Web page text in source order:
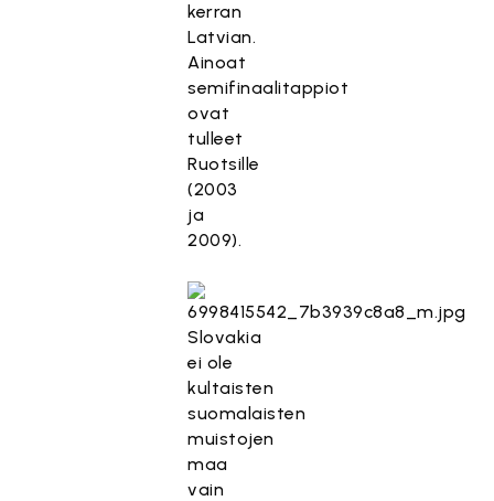
kerran
Latvian.
Ainoat
semifinaalitappiot
ovat
tulleet
Ruotsille
(2003
ja
2009).
Slovakia
ei ole
kultaisten
suomalaisten
muistojen
maa
vain